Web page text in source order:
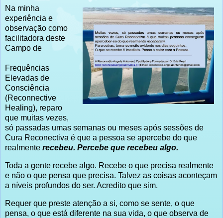
Na minha
experiência e
observação como
facilitadora deste
Campo de
Frequências
Elevadas de
Consciência
(Reconnective
Healing), reparo
que muitas vezes,
só passadas umas semanas ou meses após sessões de
Cura Reconectiva é que a pessoa se apercebe do que
realmente recebeu. Percebe que recebeu algo.
Toda a gente recebe algo. Recebe o que precisa realmente
e não o que pensa que precisa. Talvez as coisas aconteçam
a níveis profundos do ser. Acredito que sim.
Requer que preste atenção a si, como se sente, o que
pensa, o que está diferente na sua vida, o que observa de